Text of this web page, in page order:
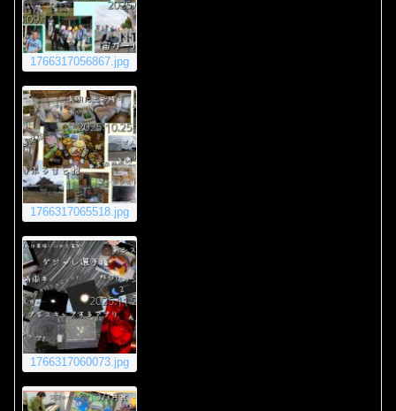
1766317056867.jpg
1766317065518.jpg
1766317060073.jpg